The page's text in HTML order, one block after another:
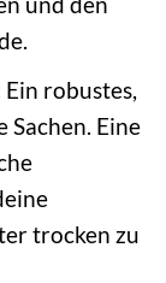
Ein robustes,
Eine
trocken zu